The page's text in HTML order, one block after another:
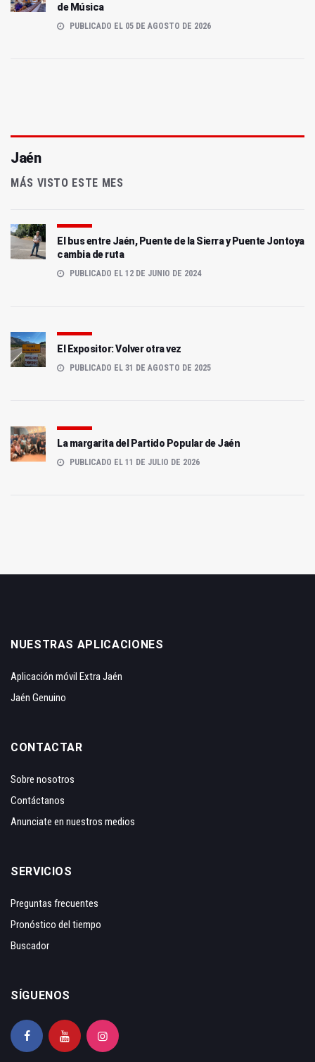
de Música
PUBLICADO EL 05 DE AGOSTO DE 2026
Jaén
MÁS VISTO ESTE MES
El bus entre Jaén, Puente de la Sierra y Puente Jontoya
cambia de ruta
PUBLICADO EL 12 DE JUNIO DE 2024
El Expositor: Volver otra vez
PUBLICADO EL 31 DE AGOSTO DE 2025
La margarita del Partido Popular de Jaén
PUBLICADO EL 11 DE JULIO DE 2026
NUESTRAS APLICACIONES
Aplicación móvil Extra Jaén
Jaén Genuino
CONTACTAR
Sobre nosotros
Contáctanos
Anunciate en nuestros medios
SERVICIOS
Preguntas frecuentes
Pronóstico del tiempo
Buscador
SÍGUENOS